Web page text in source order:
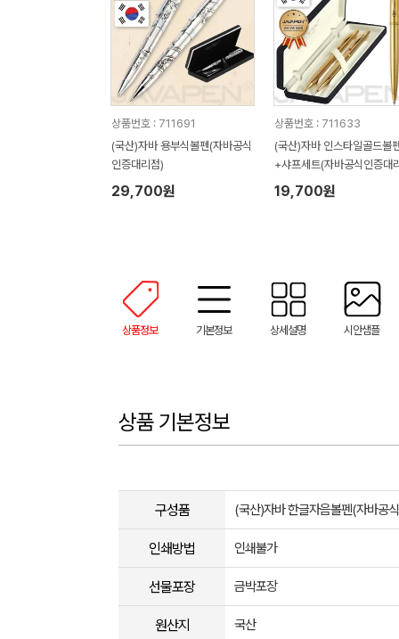
상품번호 : 711691
(국산)자바 용부식볼펜(자바공식
인증대리점)
29,700원
상품번호 : 711633
(국산)자바 인스타일골드볼
+샤프세트(자바공식인증대
19,700원
상품정보 기본정보 상세설명 시안샘플
상품 기본정보
구성품 (국산)자바 한글자음볼펜(자바공
인쇄방법 인쇄불가
선물포장 금박포장
원산지 국산